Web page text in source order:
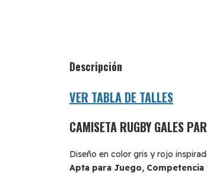
Descripción
VER TABLA DE TALLES
CAMISETA RUGBY GALES
Diseño en color gris y rojo
Apta para Juego,